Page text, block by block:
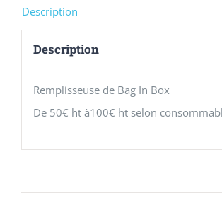
Description
Description
Remplisseuse de Bag In Box
De 50€ ht à100€ ht selon